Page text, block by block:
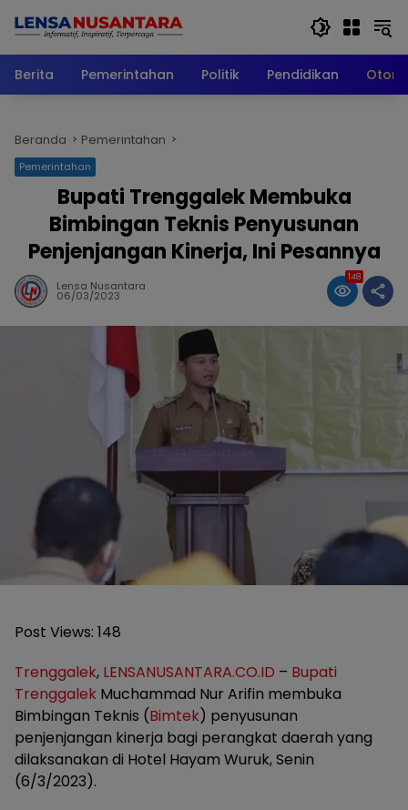
Berita
Pemerintahan Politik Pendidikan
Beranda Pemerintahan
Pemerintahan
Bupati Trenggalek Membuka
Bimbingan Teknis Penyusunan
Penjenjangan Kinerja, Ini Pesannya
Lensa Nusantara
06/03/2023
148
Post Views: 148
Trenggalek, LENSANUSANTARA.CO.ID – Bupati
Trenggalek Muchammad Nur Arifin membuka
Bimbingan Teknis (Bimtek) penyusunan
penjenjangan kinerja bagi perangkat daerah yang
dilaksanakan di Hotel Hayam Wuruk, Senin
(6/3/2023).